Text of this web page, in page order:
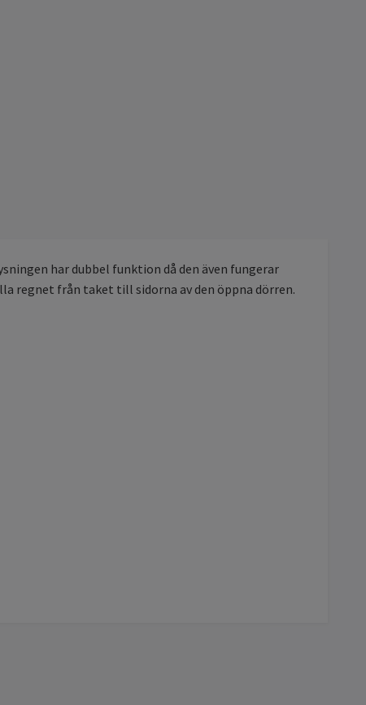
har dubbel funktion då den även fungerar
regnet från taket till sidorna av den öppna dörren.